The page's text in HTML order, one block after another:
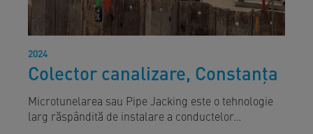
2024
Colector canalizare, Constanța
Microtunelarea sau Pipe Jacking este o tehnologie
larg răspândită de instalare a conductelor…